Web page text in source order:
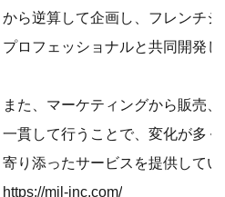
から逆算して企画し、フレンチ
プロフェッショナルと共同開発
また、マーケティングから販売
一貫して行うことで、変化が多
寄り添ったサービスを提供してい
https://mil-inc.com/